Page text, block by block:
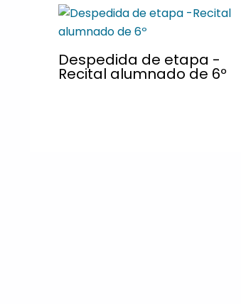
Despedida de etapa -
Recital alumnado de 6º